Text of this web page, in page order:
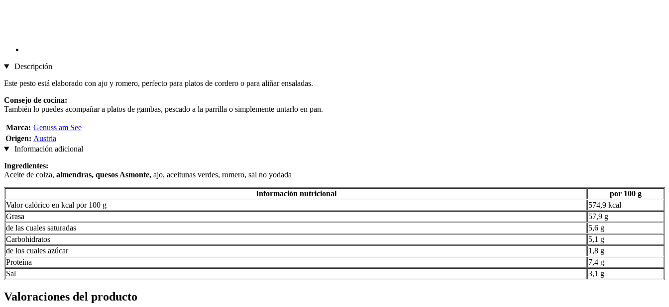
Descripción
Este pesto está elaborado con ajo y romero, perfecto para platos de cordero o para aliñar ensaladas.
Consejo de cocina:
También lo puedes acompañar a platos de gambas, pescado a la parrilla o simplemente untarlo en pan.
Marca: Genuss am See
Origen: Austria
Información adicional
Ingredientes:
Aceite de colza, almendras, quesos Asmonte, ajo, aceitunas verdes, romero, sal no yodada
Información nutricional
por 100 g
Valor calórico en kcal por 100 g
574,9 kcal
Grasa
57,9 g
de las cuales saturadas
5,6 g
Carbohidratos
5,1 g
de los cuales azúcar
1,8 g
Proteína
7,4 g
Sal
3,1 g
Valoraciones del producto